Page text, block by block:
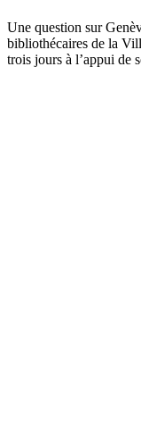
Une question sur
bibliothécaires de la
trois jours à l’appui de